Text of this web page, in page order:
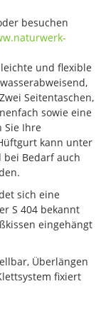
besuchen
und flexible
Seitentaschen,
sowie eine
Sie Ihre
kann unter
Bedarf auch
sich eine
S 404 bekannt
eingehängt
Überlängen
fixiert